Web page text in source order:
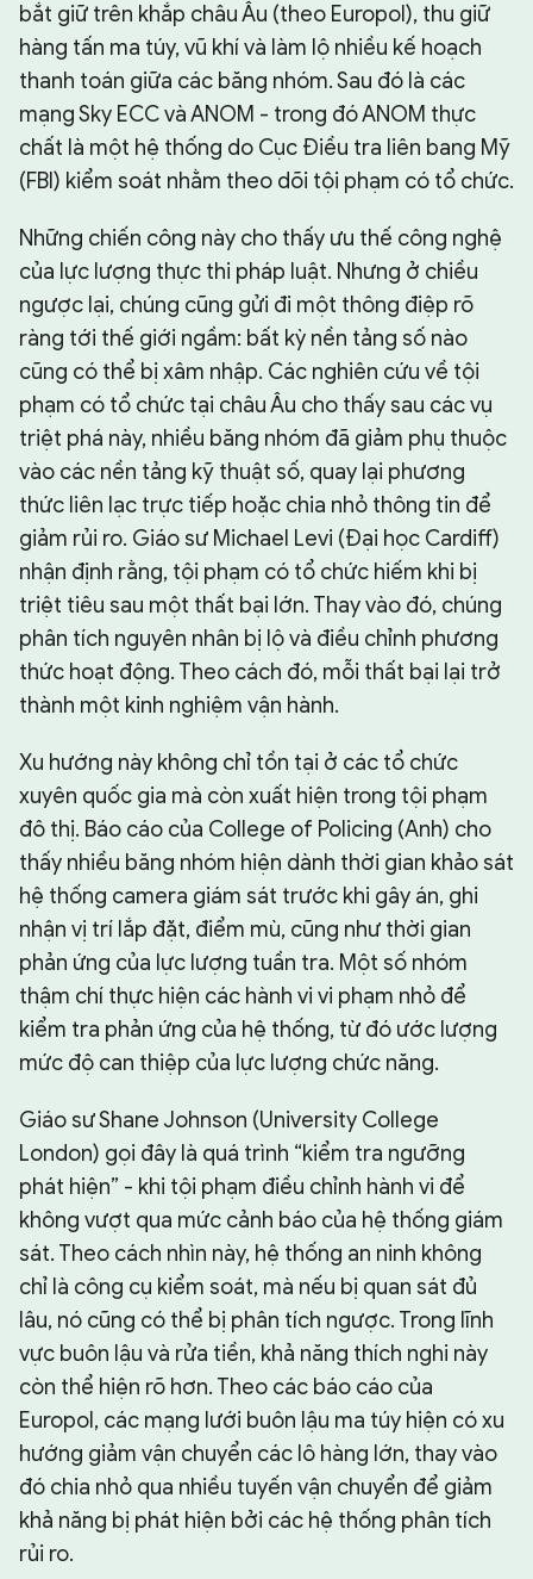
bắt giữ trên khắp châu Âu (theo Europol), thu giữ
hàng tấn ma túy, vũ khí và làm lộ nhiều kế hoạch
thanh toán giữa các băng nhóm. Sau đó là các
mạng Sky ECC và ANOM - trong đó ANOM thực
chất là một hệ thống do Cục Điều tra liên bang Mỹ
(FBI) kiểm soát nhằm theo dõi tội phạm có tổ chức.
Những chiến công này cho thấy ưu thế công nghệ
của lực lượng thực thi pháp luật. Nhưng ở chiều
ngược lại, chúng cũng gửi đi một thông điệp rõ
ràng tới thế giới ngầm: bất kỳ nền tảng số nào
cũng có thể bị xâm nhập. Các nghiên cứu về tội
phạm có tổ chức tại châu Âu cho thấy sau các vụ
triệt phá này, nhiều băng nhóm đã giảm phụ thuộc
vào các nền tảng kỹ thuật số, quay lại phương
thức liên lạc trực tiếp hoặc chia nhỏ thông tin để
giảm rủi ro. Giáo sư Michael Levi (Đại học Cardiff)
nhận định rằng, tội phạm có tổ chức hiếm khi bị
triệt tiêu sau một thất bại lớn. Thay vào đó, chúng
phân tích nguyên nhân bị lộ và điều chỉnh phương
thức hoạt động. Theo cách đó, mỗi thất bại lại trở
thành một kinh nghiệm vận hành.
Xu hướng này không chỉ tồn tại ở các tổ chức
xuyên quốc gia mà còn xuất hiện trong tội phạm
đô thị. Báo cáo của College of Policing (Anh) cho
thấy nhiều băng nhóm hiện dành thời gian khảo sát
hệ thống camera giám sát trước khi gây án, ghi
nhận vị trí lắp đặt, điểm mù, cũng như thời gian
phản ứng của lực lượng tuần tra. Một số nhóm
thậm chí thực hiện các hành vi vi phạm nhỏ để
kiểm tra phản ứng của hệ thống, từ đó ước lượng
mức độ can thiệp của lực lượng chức năng.
Giáo sư Shane Johnson (University College
London) gọi đây là quá trình “kiểm tra ngưỡng
phát hiện” - khi tội phạm điều chỉnh hành vi để
không vượt qua mức cảnh báo của hệ thống giám
sát. Theo cách nhìn này, hệ thống an ninh không
chỉ là công cụ kiểm soát, mà nếu bị quan sát đủ
lâu, nó cũng có thể bị phân tích ngược. Trong lĩnh
vực buôn lậu và rửa tiền, khả năng thích nghi này
còn thể hiện rõ hơn. Theo các báo cáo của
Europol, các mạng lưới buôn lậu ma túy hiện có xu
hướng giảm vận chuyển các lô hàng lớn, thay vào
đó chia nhỏ qua nhiều tuyến vận chuyển để giảm
khả năng bị phát hiện bởi các hệ thống phân tích
rủi ro.